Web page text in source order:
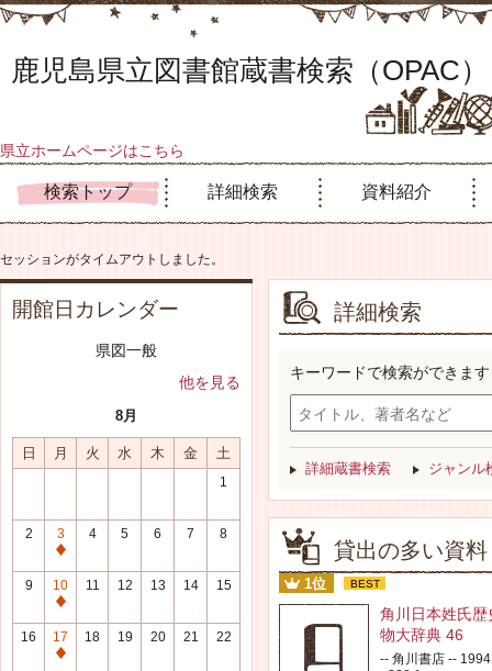
鹿児島県立図書館蔵書検索（OPAC）
県立ホームページはこちら
検索トップ 詳細検索 資料紹介
セッションがタイムアウトしました。
開館日カレンダー
県図一般
他を見る
8月
日 月 火 水 木 金 土
1
2
3
通
常
休
館
日
4 5 6 7 8
9
10
通
常
休
11 12 13 14 15
16
17
通
18 19 20 21 22
詳細検索
キーワードで検索ができます
詳細蔵書検索 ジャンル
貸出の多い資料
1位 BEST
角川日本姓氏歴
物大辞典 46
-- 角川書店 --